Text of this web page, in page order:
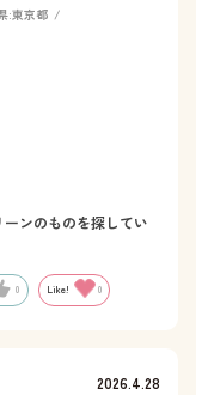
:東京都
ンのものを探してい
0 Like! 0
2026.4.28